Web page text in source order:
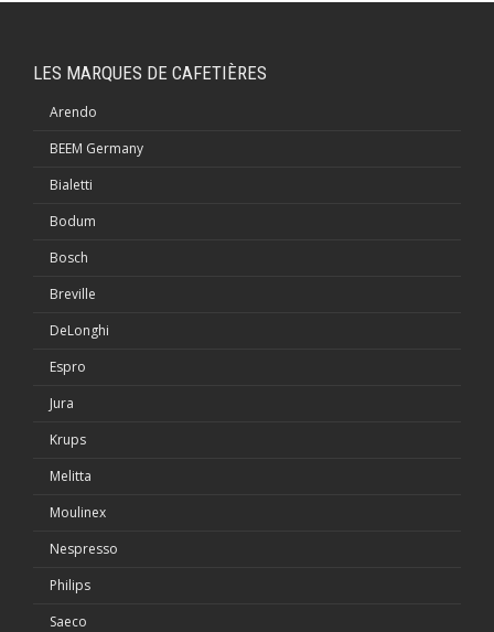
LES MARQUES DE CAFETIÈRES
Arendo
BEEM Germany
Bialetti
Bodum
Bosch
Breville
DeLonghi
Espro
Jura
Krups
Melitta
Moulinex
Nespresso
Philips
Saeco